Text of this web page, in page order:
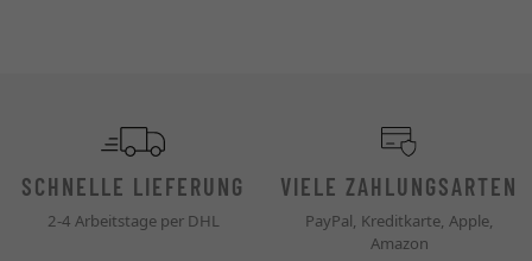
SCHNELLE LIEFERUNG
2-4 Arbeitstage per DHL
VIELE ZAHLUNGSARTEN
PayPal, Kreditkarte, Apple,
Amazon